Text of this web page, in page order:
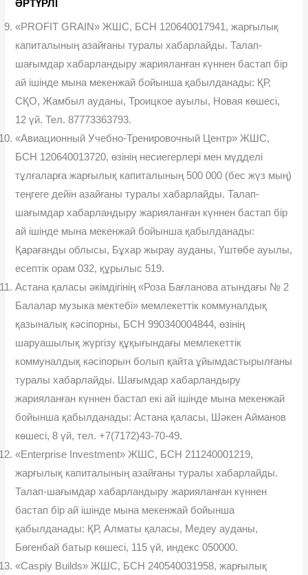
ӘРТҮРЛІ
«PROFIT GRAIN» ЖШС, БСН 120640017941, жарғылық
капиталының азайғаны туралы хабарлайды. Талап-
шағымдар хабарландыру жарияланған күннен бастап бір
ай ішінде мына мекенжай бойынша қабылданады: ҚР,
СҚО, Жамбыл ауданы, Троицкое ауылы, Новая көшесі,
12 үй. Тел. 87773363793.
«Авиационный Учебно-Тренировочный Центр» ЖШС,
БСН 120640013720, өзінің несиегерлері мен мүдделі
тұлғаларға жарғылық капиталының 500 000 (бес жүз мың)
теңгеге дейін азайғаны туралы хабарлайды. Талап-
шағымдар хабарландыру жарияланған күннен бастап бір
ай ішінде мына мекенжай бойынша қабылданады:
Қарағанды облысы, Бұхар жырау ауданы, Үштөбе ауылы,
есептік орам 032, құрылыс 519.
Астана қаласы әкімдігінің «Роза Бағланова атындағы № 2
Балалар музыка мектебі» мемлекеттік коммуналдық
қазыналық кәсіпорны, БСН 990340004844, өзінің
шаруашылық жүргізу құқығындағы мемлекеттік
коммуналдық кәсіпорын болып қайта ұйымдастырылғаны
туралы хабарлайды. Шағымдар хабарландыру
жарияланған күннен бастап екі ай ішінде мына мекенжай
бойынша қабылданады: Астана қаласы, Шәкен Айманов
көшесі, 8 үй, тел. +7(7172)43-70-49.
«Enterprise Investment» ЖШС, БСН 211240001219,
жарғылық капиталының азайғаны туралы хабарлайды.
Талап-шағымдар хабарландыру жарияланған күннен
бастап бір ай ішінде мына мекенжай бойынша
қабылданады: ҚР, Алматы қаласы, Медеу ауданы,
Бөгенбай батыр көшесі, 115 үй, индекс 050000.
«Caspiy Builds» ЖШС, БСН 240540031958, жарғылық